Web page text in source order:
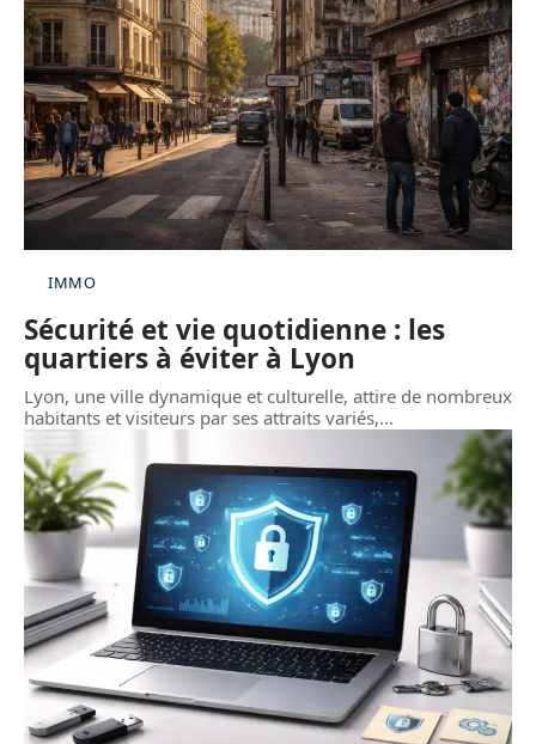
IMMO
Sécurité et vie quotidienne : les
quartiers à éviter à Lyon
Lyon, une ville dynamique et culturelle, attire de nombreux
habitants et visiteurs par ses attraits variés,…